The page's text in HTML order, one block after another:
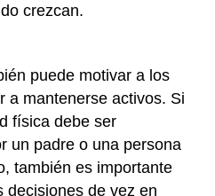
crezcan.
puede motivar a los
a mantenerse activos. Si
física debe ser
un padre o una persona
también es importante
decisiones de vez en